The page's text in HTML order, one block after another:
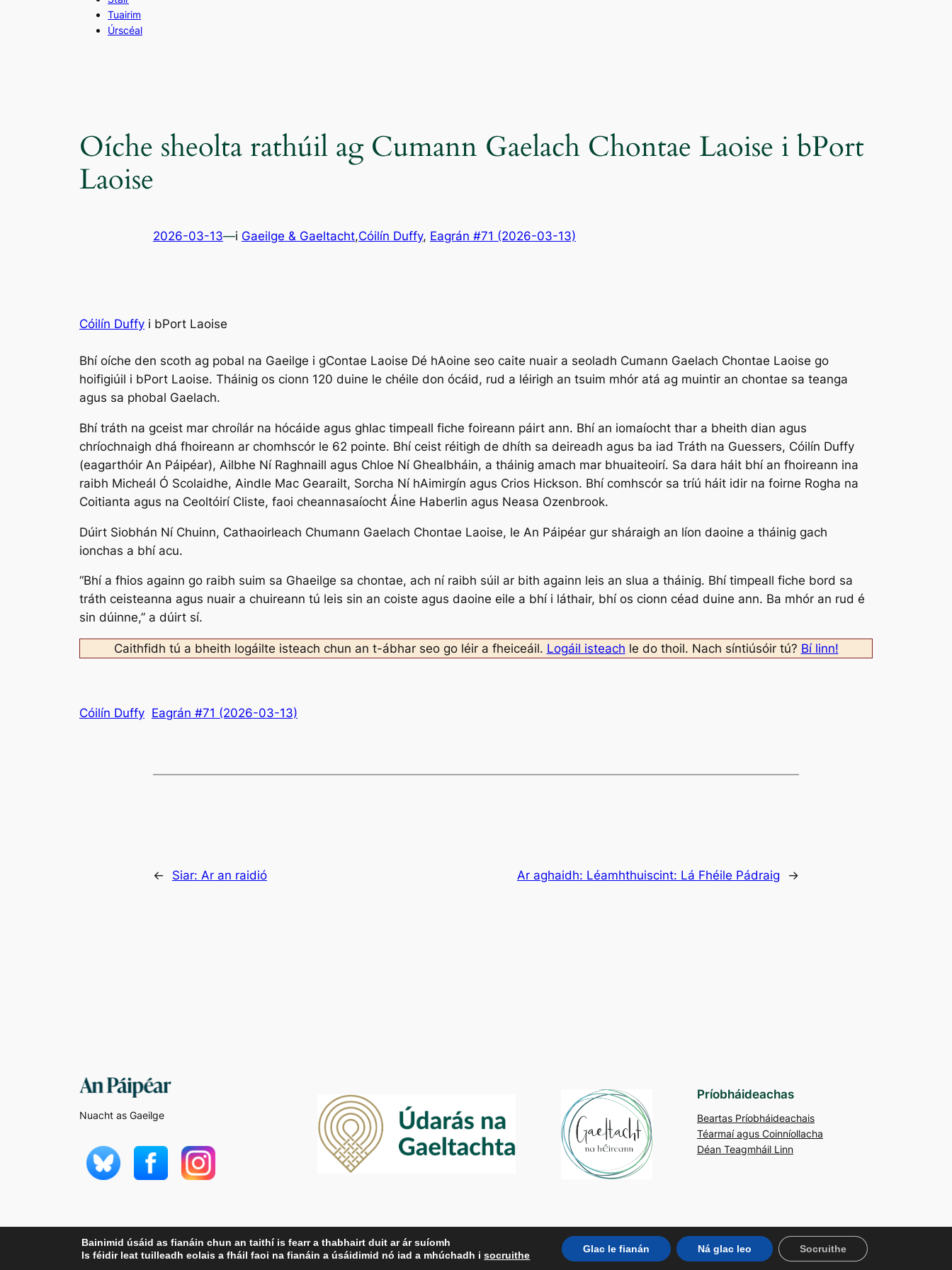
Tuairim
Úrscéal
Oíche sheolta rathúil ag Cumann Gaelach Chontae Laoise i bPort
Laoise
2026-03-13—i Gaeilge & Gaeltacht,Cóilín Duffy, Eagrán #71 (2026-03-13)
Cóilín Duffy i bPort Laoise
Bhí oíche den scoth ag pobal na Gaeilge i gContae Laoise Dé hAoine seo caite nuair a seoladh Cumann Gaelach Chontae Laoise go
hoifigiúil i bPort Laoise. Tháinig os cionn 120 duine le chéile don ócáid, rud a léirigh an tsuim mhór atá ag muintir an chontae sa teanga
agus sa phobal Gaelach.
Bhí tráth na gceist mar chroílár na hócáide agus ghlac timpeall fiche foireann páirt ann. Bhí an iomaíocht thar a bheith dian agus
chríochnaigh dhá fhoireann ar chomhscór le 62 pointe. Bhí ceist réitigh de dhíth sa deireadh agus ba iad Tráth na Guessers, Cóilín Duffy
(eagarthóir An Páipéar), Ailbhe Ní Raghnaill agus Chloe Ní Ghealbháin, a tháinig amach mar bhuaiteoirí. Sa dara háit bhí an fhoireann ina
raibh Micheál Ó Scolaidhe, Aindle Mac Gearailt, Sorcha Ní hAimirgín agus Crios Hickson. Bhí comhscór sa tríú háit idir na foirne Rogha na
Coitianta agus na Ceoltóirí Cliste, faoi cheannasaíocht Áine Haberlin agus Neasa Ozenbrook.
Dúirt Siobhán Ní Chuinn, Cathaoirleach Chumann Gaelach Chontae Laoise, le An Páipéar gur sháraigh an líon daoine a tháinig gach
ionchas a bhí acu.
“Bhí a fhios againn go raibh suim sa Ghaeilge sa chontae, ach ní raibh súil ar bith againn leis an slua a tháinig. Bhí timpeall fiche bord sa
tráth ceisteanna agus nuair a chuireann tú leis sin an coiste agus daoine eile a bhí i láthair, bhí os cionn céad duine ann. Ba mhór an rud é
sin dúinne,” a dúirt sí.
Caithfidh tú a bheith logáilte isteach chun an t-ábhar seo go léir a fheiceáil. Logáil isteach le do thoil. Nach síntiúsóir tú? Bí linn!
Cóilín Duffy Eagrán #71 (2026-03-13)
← Siar: Ar an raidió Ar aghaidh: Léamhthuiscint: Lá Fhéile Pádraig →
Nuacht as Gaeilge
Príobháideachas
Beartas Príobháideachais
Téarmaí agus Coinníollacha
Déan Teagmháil Linn
Bainimid úsáid as fianáin chun an taithí is fearr a thabhairt duit ar ár suíomh
Is féidir leat tuilleadh eolais a fháil faoi na fianáin a úsáidimid nó iad a mhúchadh isocruithe
Glac le fianán Ná glac leo Socruithe